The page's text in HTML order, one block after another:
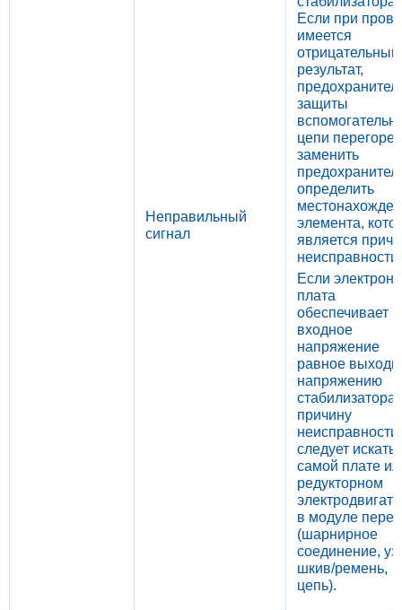
Неправильный
сигнал
Если при
имеется
отрицательный
результат,
защиты
цепи
заменить
определить
элемента,
является
неисправности.
Если
плата
обеспечивает
входное
напряжение
равное
напряжению
стабилизатора,
причину
неисправности
следует искать
самой плате
редукторном
в модуле
(шарнирное
соединение,
шкив/ремень,
цепь).